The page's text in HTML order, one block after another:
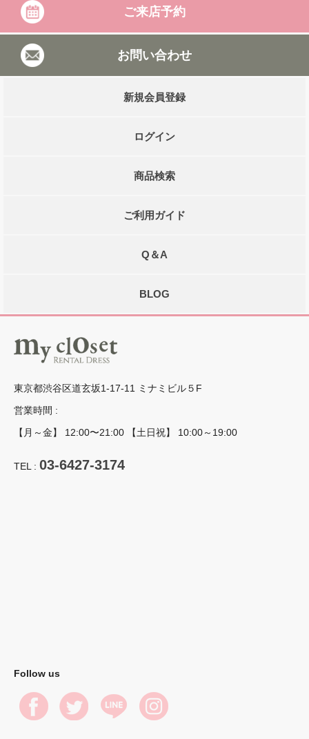
ご来店予約
お問い合わせ
新規会員登録
ログイン
商品検索
ご利用ガイド
Q＆A
BLOG
東京都渋谷区道玄坂1-17-11 ミナミビル５F
営業時間 :
【月～金】 12:00〜21:00 【土日祝】 10:00～19:00
TEL : 03-6427-3174
Follow us